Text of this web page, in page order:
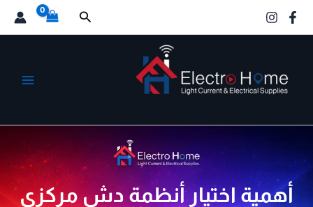
البحث
أهمية اختيار أنظمة دش مركزي